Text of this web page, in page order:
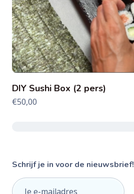
DIY Sushi Box (2 pers)
€50,00
Schrijf je in voor de nieuwsbrief!